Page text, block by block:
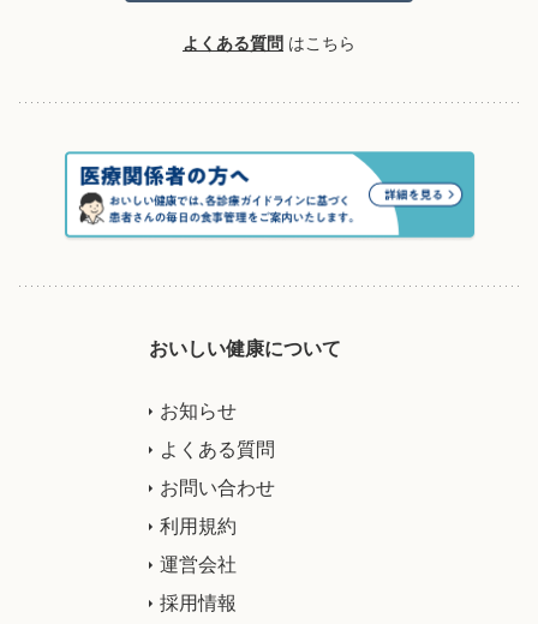
よくある質問 はこちら
おいしい健康について
お知らせ
よくある質問
お問い合わせ
利用規約
運営会社
採用情報